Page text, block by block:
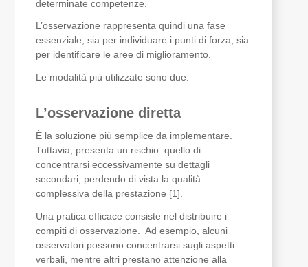
determinate competenze.
L’osservazione rappresenta quindi una fase
essenziale, sia per individuare i punti di forza, sia
per identificare le aree di miglioramento.
Le modalità più utilizzate sono due:
L’osservazione diretta
È la soluzione più semplice da implementare.
Tuttavia, presenta un rischio: quello di
concentrarsi eccessivamente su dettagli
secondari, perdendo di vista la qualità
complessiva della prestazione [1].
Una pratica efficace consiste nel distribuire i
compiti di osservazione. Ad esempio, alcuni
osservatori possono concentrarsi sugli aspetti
verbali, mentre altri prestano attenzione alla